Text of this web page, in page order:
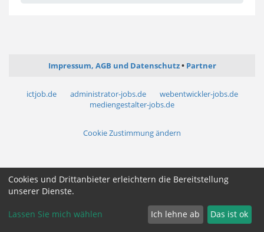
Impressum, AGB und Datenschutz Partner
ictjob.de administrator-jobs.de
webentwickler-jobs.de
mediengestalter-jobs.de
Cookie Zustimmung ändern
Cookies und Drittanbieter erleichtern die Bereitstellung
unserer Dienste.
Lassen Sie mich wählen Ich lehne ab Das ist ok